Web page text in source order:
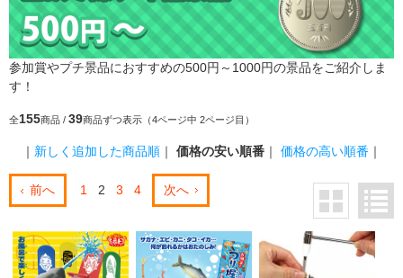
参加賞やプチ景品におすすめの500円～1000円の景品をご紹介しま
す！
全155商品 / 39商品ずつ表示（4ページ中 2ページ目）
｜ 新しく追加した商品順 ｜ 価格の安い順番 ｜ 価格の高い順番 ｜
前へ 1 2 3 4 次へ